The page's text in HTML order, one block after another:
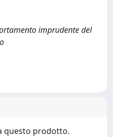
imprudente del
questo prodotto.